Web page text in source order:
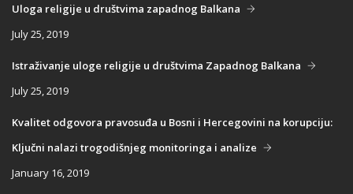
Uloga religije u društvima zapadnog Balkana
July 25, 2019
Istraživanje uloge religije u društvima Zapadnog Balkana
July 25, 2019
Kvalitet odgovora pravosuđa u Bosni i Hercegovini na korupciju:
Ključni nalazi trogodišnjeg monitoringa i analize
January 16, 2019